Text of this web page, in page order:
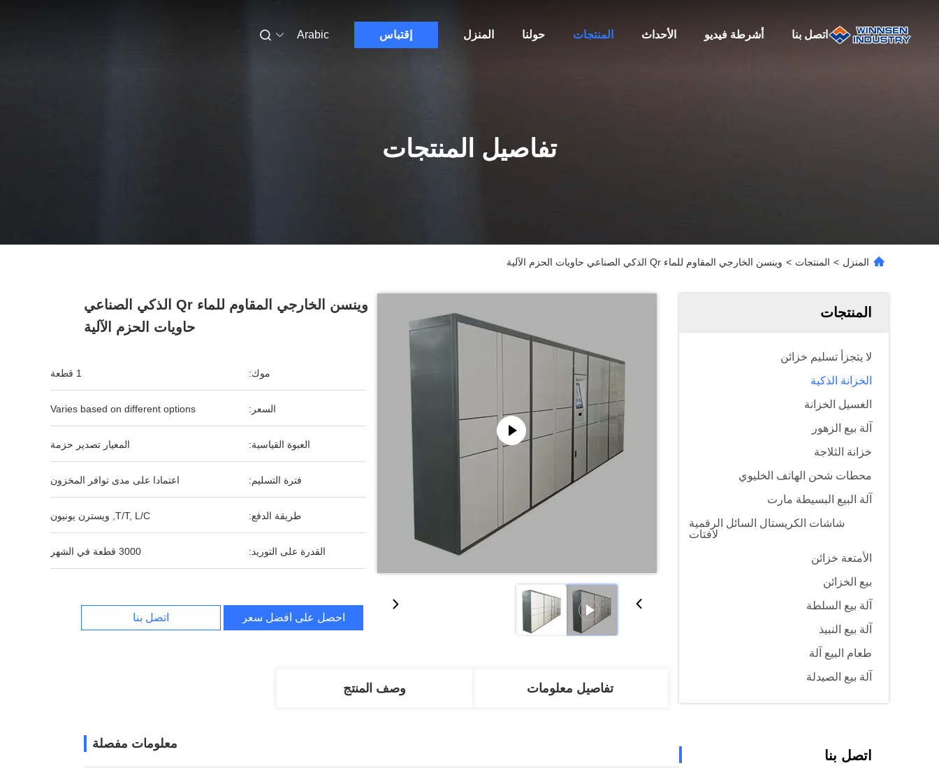
المنزل حولنا المنتجات الأحداث أشرطة فيديو اتصل بنا إقتباس Arabic
تفاصيل المنتجات
المنزل > المنتجات > وينسن الخارجي المقاوم للماء Qr الذكي الصناعي حاويات الحزم الآلية
المنتجات
لا يتجزأ تسليم خزائن
الخزانة الذكية
الغسيل الخزانة
آلة بيع الزهور
خزانة الثلاجة
محطات شحن الهاتف الخليوي
آلة البيع البسيطة مارت
شاشات الكريستال السائل الرقمية
لافتات
الأمتعة خزائن
بيع الخزائن
آلة بيع السلطة
آلة بيع النبيذ
طعام البيع آلة
آلة بيع الصيدلة
اتصل بنا
وينسن الخارجي المقاوم للماء Qr الذكي الصناعي
حاويات الحزم الآلية
موك: 1 قطعة
السعر: Varies based on different options
العبوة القياسية: المعيار تصدير حزمة
فترة التسليم: اعتمادا على مدى توافر المخزون
طريقة الدفع: T/T, L/C, ويسترن يونيون
القدرة على التوريد: 3000 قطعة في الشهر
احصل على أفضل سعر اتصل بنا
تفاصيل معلومات وصف المنتج
معلومات مفصلة